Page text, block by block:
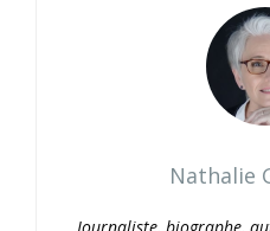
Nathalie